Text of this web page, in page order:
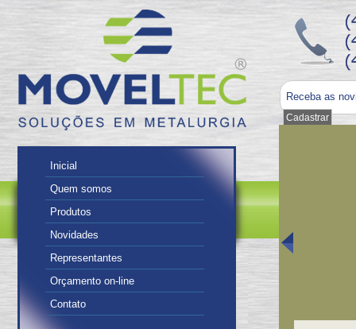
Receba as
Inicial
Quem somos
Produtos
Novidades
Representantes
Orçamento on-line
Contato